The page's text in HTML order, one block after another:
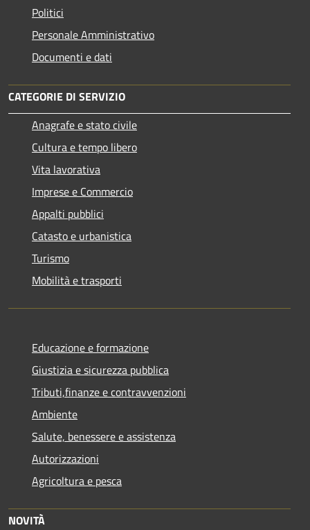
Politici
Personale Amministrativo
Documenti e dati
CATEGORIE DI SERVIZIO
Anagrafe e stato civile
Cultura e tempo libero
Vita lavorativa
Imprese e Commercio
Appalti pubblici
Catasto e urbanistica
Turismo
Mobilità e trasporti
Educazione e formazione
Giustizia e sicurezza pubblica
Tributi,finanze e contravvenzioni
Ambiente
Salute, benessere e assistenza
Autorizzazioni
Agricoltura e pesca
NOVITÀ